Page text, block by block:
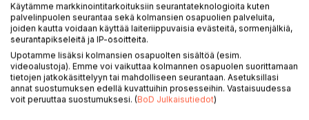
KUVAUS
Käytämme markkinointitarkoituksiin seurantateknologioita kuten
palvelinpuolen seurantaa sekä kolmansien osapuolien palveluita,
joiden kautta voidaan käyttää laiteriippuvaisia evästeitä, sormenjälkiä,
seurantapikseleitä ja IP-osoitteita.
Upotamme lisäksi kolmansien osapuolten sisältöä (esim.
videoalustoja). Emme voi vaikuttaa kolmannen osapuolen suorittamaan
tietojen jatkokäsittelyyn tai mahdolliseen seurantaan. Asetuksillasi
annat suostumuksen edellä kuvattuihin prosesseihin. Vastaisuudessa
voit peruuttaa suostumuksesi. (BoD Julkaisutiedot)